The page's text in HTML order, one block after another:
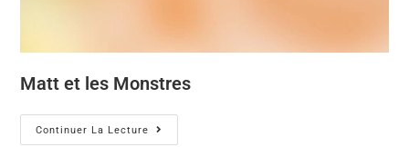
Matt et les Monstres
Continuer La Lecture